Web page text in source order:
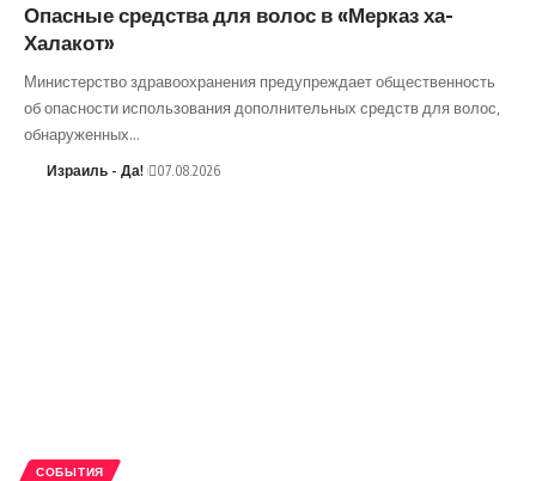
Опасные средства для волос в «Мерказ ха-
Халакот»
Министерство здравоохранения предупреждает общественность
об опасности использования дополнительных средств для волос,
обнаруженных…
Израиль - Да! 07.08.2026
СОБЫТИЯ